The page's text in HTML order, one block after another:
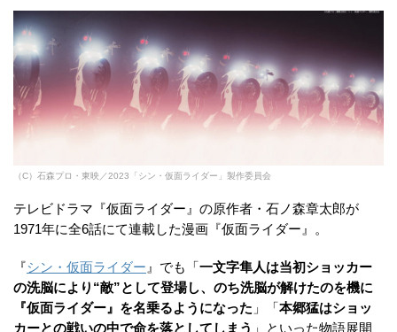
（C）石森プロ・東映／2023「シン・仮面ライダー」製作委員会
テレビドラマ『仮面ライダー』の原作者・石ノ森章太郎が
1971年に全6話にて連載した漫画『仮面ライダー』。
『シン・仮面ライダー 』でも「 一文字隼人は当初ショッカー
の洗脳により“敵”として登場し、のち洗脳が解けたのを機に
『仮面ライダー』を名乗るようになった 」「 本郷猛はショッ
カーとの戦いの中で命を落としてしまう 」といった物語展開